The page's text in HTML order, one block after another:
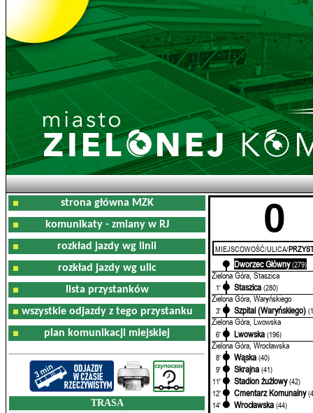
strona główna MZK
komunikaty - zmiany w RJ
rozkład jazdy wg linii
rozkład jazdy wg ulic
lista przystanków
wszystkie odjazdy z tego przystanku
plan komunikacji miejskiej
TRASA
0
MIEJSCOWOŚĆ/ULICA/
Dworzec Główny (279)
Zielona Góra, Staszica
1' Staszica (280)
Zielona Góra, Waryńskiego
3' Szpital (Waryńskiego)
Zielona Góra, Lwowska
6' Lwowska (196)
Zielona Góra, Wrocławska
8' Wąska (40)
9'
Skrajna (41)
11'
Stadion żużlowy (42)
12'
Cmentarz Komunalny
14'
Wrocławska (44)